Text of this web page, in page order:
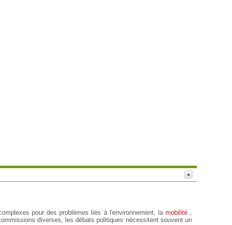
pour des problèmes liés à l'environnement, la mobilité,
diverses, les débats politiques nécessitent souvent un